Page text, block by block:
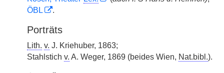
ÖBL
.
Porträts
Lith. v. J. Kriehuber, 1863;
Stahlstich v. A. Weger, 1869 (beides Wien, Nat.bibl.).